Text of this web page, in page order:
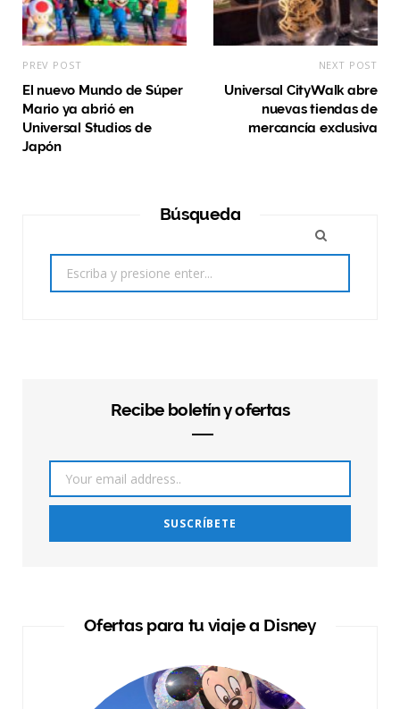
PREV POST
El nuevo Mundo de Súper
Mario ya abrió en
Universal Studios de
Japón
NEXT POST
Universal CityWalk abre
nuevas tiendas de
mercancía exclusiva
Búsqueda
for:
Recibe boletín y ofertas
Ofertas para tu viaje a Disney